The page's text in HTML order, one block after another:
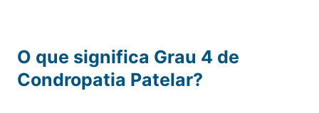
O que significa Grau 4 de
Condropatia Patelar?